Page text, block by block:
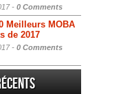
- 0 Comments
Meilleurs MOBA
de 2017
- 0 Comments